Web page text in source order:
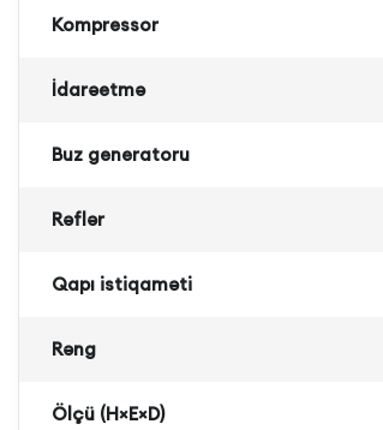
Kompressor
İdarəetmə
Buz generatoru
Rəflər
Qapı istiqaməti
Rəng
Ölçü (H×E×D)